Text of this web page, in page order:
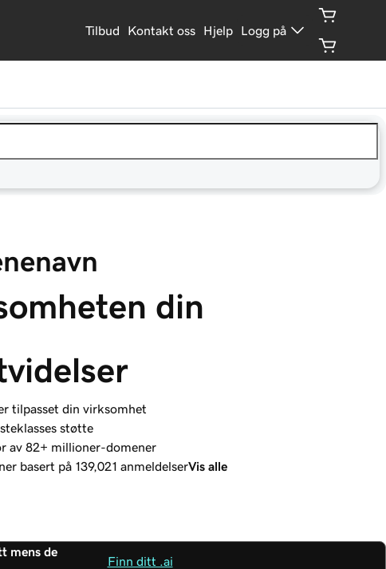
Tilbud Kontakt oss Hjelp Logg på
din
tilpasset din virksomhet
støtte
av 82+ millioner-domener
basert på 139,021 anmeldelserVis alle
mens de
Finn ditt .ai